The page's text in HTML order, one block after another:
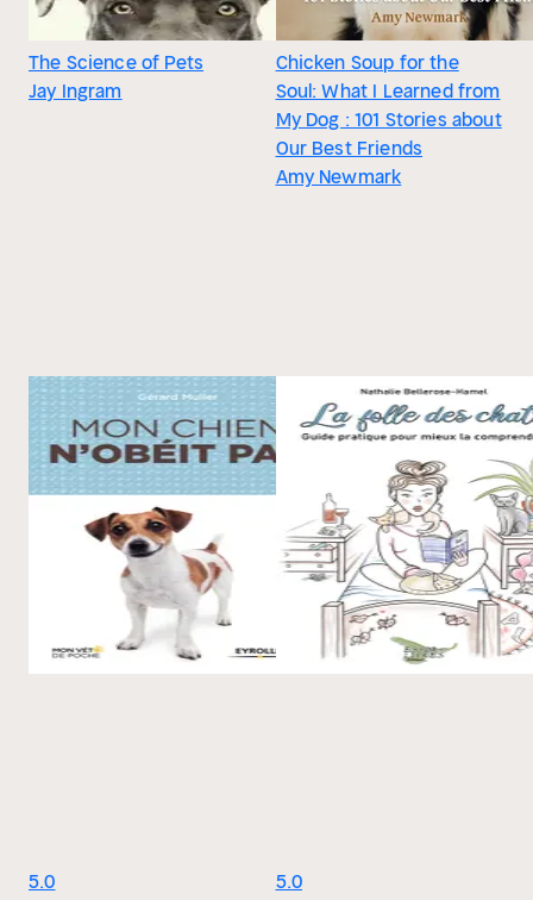
The Science of Pets
Jay Ingram
Chicken Soup for the
Soul: What I Learned from
My Dog : 101 Stories about
Our Best Friends
Amy Newmark
5.0
5.0